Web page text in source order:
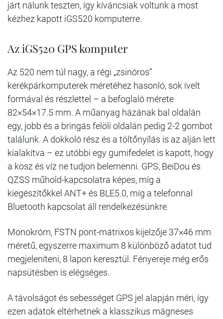
járt nálunk teszten, így kíváncsiak voltunk a most
kézhez kapott iGS520 komputerre.
Az iGS520 GPS komputer
Az 520 nem túl nagy, a régi „zsinóros”
kerékpárkomputerek méretéhez hasonló, sok ívelt
formával és részlettel – a befoglaló mérete
82×54×17.5 mm. A műanyag házának bal oldalán
egy, jobb és a bringás felöli oldalán pedig 2-2 gombot
találunk. A dokkoló rész és a töltőnyílás is az alján lett
kialakítva – ez utóbbi egy gumifedelet is kapott, hogy
a kosz és víz ne tudjon belemenni. GPS, BeiDou és
QZSS műhold-kapcsolatra képes, míg a
kiegészítőkkel ANT+ és BLE5.0, míg a telefonnal
Bluetooth kapcsolat áll rendelkezésünkre.
Monokróm, FSTN pont-mátrixos kijelzője 37×46 mm
méretű, egyszerre maximum 8 különböző adatot tud
megjeleníteni, 8 lapon keresztül. Fényereje még erős
napsütésben is elégséges.
A távolságot és sebességet GPS jel alapján méri, így
ezen adatok eltérhetnek a klasszikus mágneses